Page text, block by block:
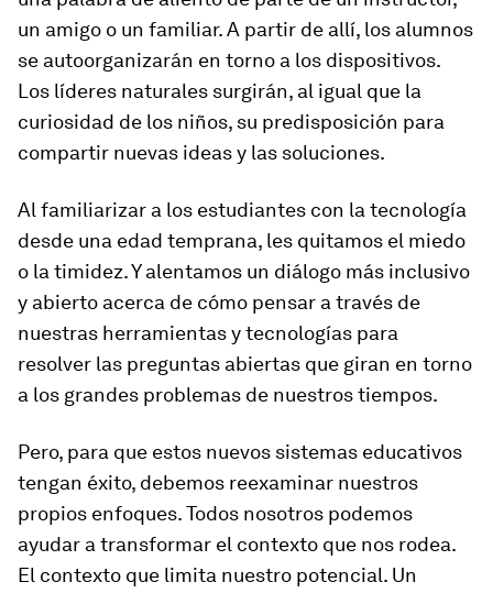
un amigo o un familiar. A partir de allí, los alumnos
se autoorganizarán en torno a los dispositivos.
Los líderes naturales surgirán, al igual que la
curiosidad de los niños, su predisposición para
compartir nuevas ideas y las soluciones.
Al familiarizar a los estudiantes con la tecnología
desde una edad temprana, les quitamos el miedo
o la timidez. Y alentamos un diálogo más inclusivo
y abierto acerca de cómo pensar a través de
nuestras herramientas y tecnologías para
resolver las preguntas abiertas que giran en torno
a los grandes problemas de nuestros tiempos.
Pero, para que estos nuevos sistemas educativos
tengan éxito, debemos reexaminar nuestros
propios enfoques. Todos nosotros podemos
ayudar a transformar el contexto que nos rodea.
El contexto que limita nuestro potencial. Un